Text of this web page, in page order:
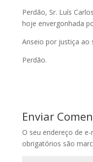
Perdão, Sr. Luís
hoje envergonhada
Anseio por justiça ao
Perdão.
Enviar
O seu endereço de
obrigatórios são